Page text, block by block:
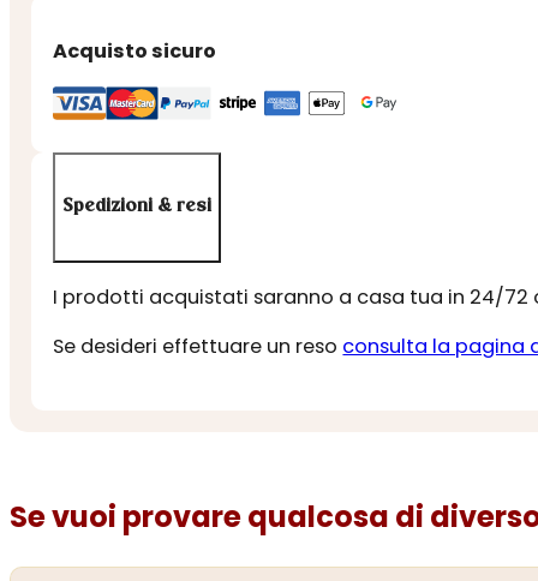
Acquisto sicuro
Spedizioni & resi
I prodotti acquistati saranno a casa tua in 24/72
Se desideri effettuare un reso consulta la pagina
Se vuoi provare qualcosa di